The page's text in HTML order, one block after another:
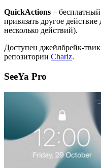
QuickActions –
привязать другое
несколько действий).
Доступен джейлбрейк-
репозитории Chariz.
SeeYa Pro